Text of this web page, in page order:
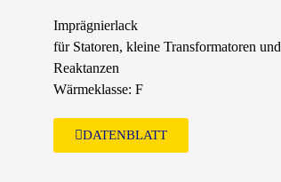
Imprägnierlack
für Statoren, kleine Transformatoren und
Reaktanzen
Wärmeklasse: F
DATENBLATT